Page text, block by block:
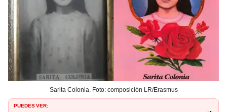
Sarita Colonia. Foto: composición LR/Erasmus
PUEDES VER: